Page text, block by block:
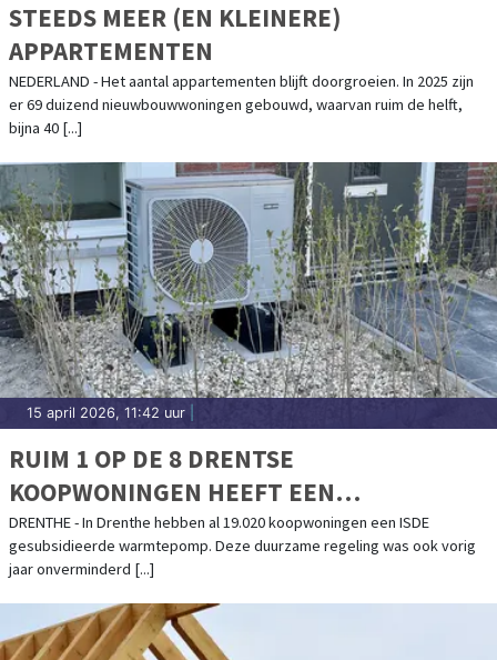
STEEDS MEER (EN KLEINERE)
APPARTEMENTEN
NEDERLAND - Het aantal appartementen blijft doorgroeien. In 2025 zijn
er 69 duizend nieuwbouwwoningen gebouwd, waarvan ruim de helft,
bijna 40 [...]
15 april 2026, 11:42 uur
RUIM 1 OP DE 8 DRENTSE
KOOPWONINGEN HEEFT EEN
WARMTEPOMP
DRENTHE - In Drenthe hebben al 19.020 koopwoningen een ISDE
gesubsidieerde warmtepomp. Deze duurzame regeling was ook vorig
jaar onverminderd [...]